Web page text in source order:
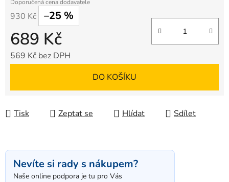
930 Kč –25 %
689 Kč
569 Kč bez DPH
DO KOŠÍKU
Tisk Zeptat se Hlídat Sdílet
Nevíte si rady s nákupem?
Naše online podpora je tu pro Vás